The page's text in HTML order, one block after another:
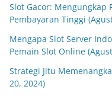
Slot Gacor: Mengungkap
Pembayaran Tinggi
Mengapa Slot Server
Pemain Slot Online
Strategi Jitu
20, 2024)